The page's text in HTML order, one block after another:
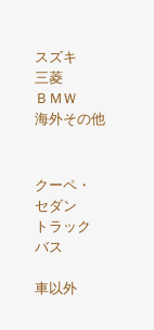
スズキ
三菱
ＢＭＷ
海外その他
クーペ・
セダン
トラック
バス
車以外